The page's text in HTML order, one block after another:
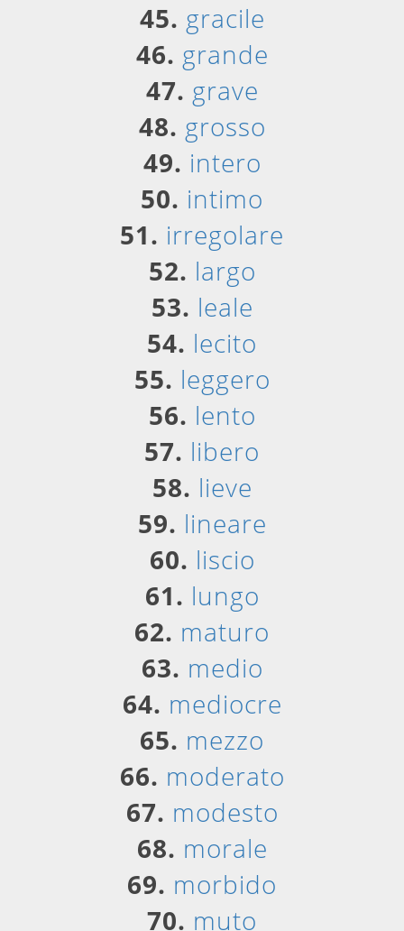
45. gracile
46. grande
47. grave
48. grosso
49. intero
50. intimo
51. irregolare
52. largo
53. leale
54. lecito
55. leggero
56. lento
57. libero
58. lieve
59. lineare
60. liscio
61. lungo
62. maturo
63. medio
64. mediocre
65. mezzo
66. moderato
67. modesto
68. morale
69. morbido
70. muto